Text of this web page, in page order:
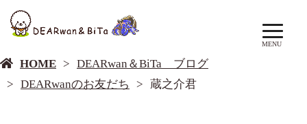
MENU
HOME
DEARwan＆BiTa ブログ
DEARwanのお友だち
蔵之介君